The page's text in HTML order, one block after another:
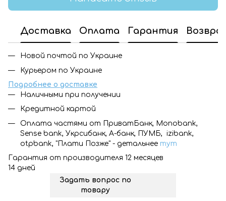
Доставка Оплата Гарантия
Новой почтой по Украине
Курьером по Украине
Подробнее о доставке
Наличными при получении
Кредитной картой
Оплата частями от ПриватБанк, Monobank,
Sense bank, Укрсибанк, А-банк, ПУМБ, izibank,
otpbank, "Плати Позже" - детальнее тут
Гарантия от производителя 12 месяцев
14 дней
Задать вопрос по
товару